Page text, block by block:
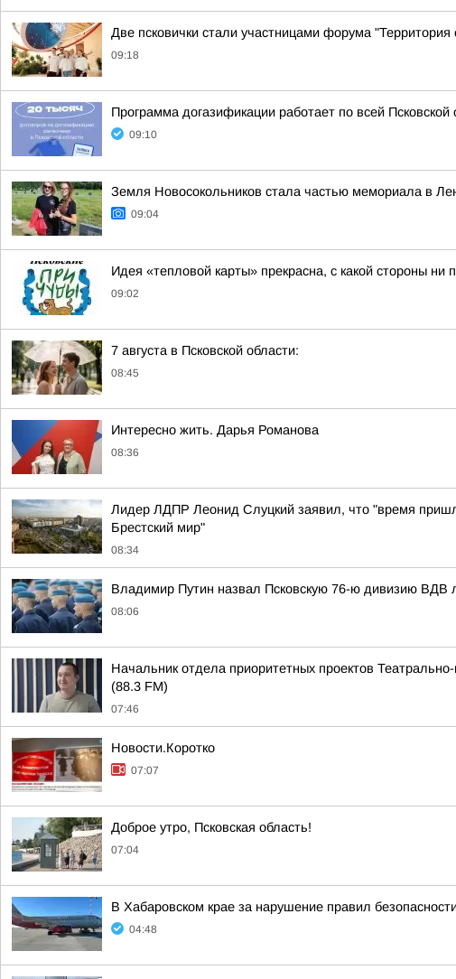
Две псковички стали участницами форума
09:18
Программа догазификации работает по всей Псковской
09:10
Земля Новосокольников стала частью мемориала в
09:04
Идея «тепловой карты» прекрасна, с какой стороны ни
09:02
7 августа в Псковской области:
08:45
Интересно жить. Дарья Романова
08:36
Лидер ЛДПР Леонид Слуцкий заявил, что "время
Брестский мир"
08:34
Владимир Путин назвал Псковскую 76-ю дивизию ВДВ
08:06
Начальник отдела приоритетных проектов
(88.3 FM)
07:46
Новости.Коротко
07:07
Доброе утро, Псковская область!
07:04
В Хабаровском крае за нарушение правил
04:48